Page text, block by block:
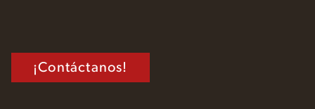
¡Contáctanos!